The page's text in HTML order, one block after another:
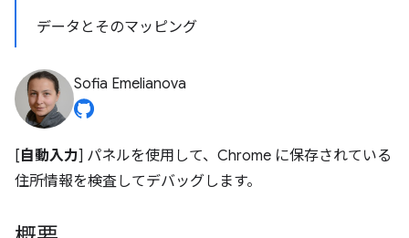
データとそのマッピング
Sofia Emelianova
[自動入力] パネルを使用して、Chrome に保存されている
住所情報を検査してデバッグします。